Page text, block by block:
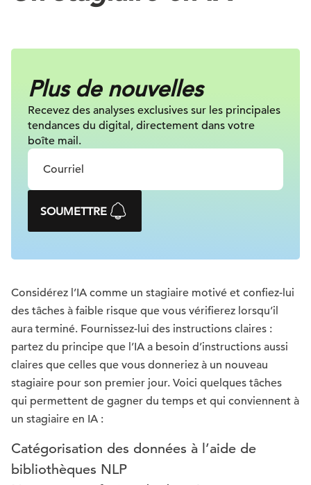
Plus de nouvelles
Recevez des analyses exclusives sur les principales
tendances du digital, directement dans votre
boîte mail.
SOUMETTRE
Considérez l’IA comme un stagiaire motivé et confiez-lui
des tâches à faible risque que vous vérifierez lorsqu’il
aura terminé. Fournissez-lui des instructions claires :
partez du principe que l’IA a besoin d’instructions aussi
claires que celles que vous donneriez à un nouveau
stagiaire pour son premier jour. Voici quelques tâches
qui permettent de gagner du temps et qui conviennent à
un stagiaire en IA :
Catégorisation des données à l’aide de
bibliothèques NLP